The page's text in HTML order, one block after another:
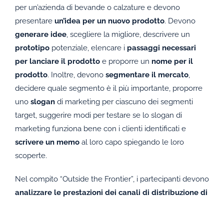
per un’azienda di bevande o calzature e devono
presentare un’idea per un nuovo prodotto. Devono
generare idee, scegliere la migliore, descrivere un
prototipopotenziale, elencare i passaggi necessari
per lanciare il prodottoe proporre un nome per il
prodotto. Inoltre, devono segmentare il mercato,
decidere quale segmento è il più importante, proporre
uno slogandi marketing per ciascuno dei segmenti
target, suggerire modi per testare se lo slogan di
marketing funziona bene con i clienti identificati e
scrivere un memoal loro capo spiegando le loro
scoperte.
Nel compito “Outside the Frontier”, i partecipanti devono
analizzare le prestazioni dei canali di distribuzione di